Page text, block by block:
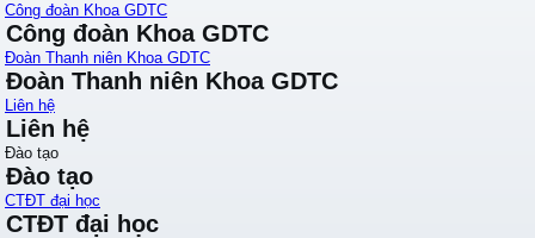
Công đoàn Khoa GDTC
Công đoàn Khoa GDTC
Đoàn Thanh niên Khoa GDTC
Đoàn Thanh niên Khoa GDTC
Liên hệ
Liên hệ
Đào tạo
Đào tạo
CTĐT đại học
CTĐT đại học